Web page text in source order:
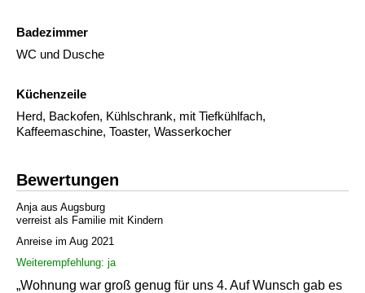
Badezimmer
WC und Dusche
Küchenzeile
Herd, Backofen, Kühlschrank, mit Tiefkühlfach,
Kaffeemaschine, Toaster, Wasserkocher
Bewertungen
Anja aus Augsburg
verreist als Familie mit Kindern
Anreise im Aug 2021
Weiterempfehlung: ja
„Wohnung war groß genug für uns 4. Auf Wunsch gab es